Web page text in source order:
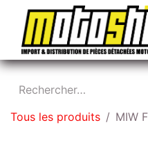
Tous les produits